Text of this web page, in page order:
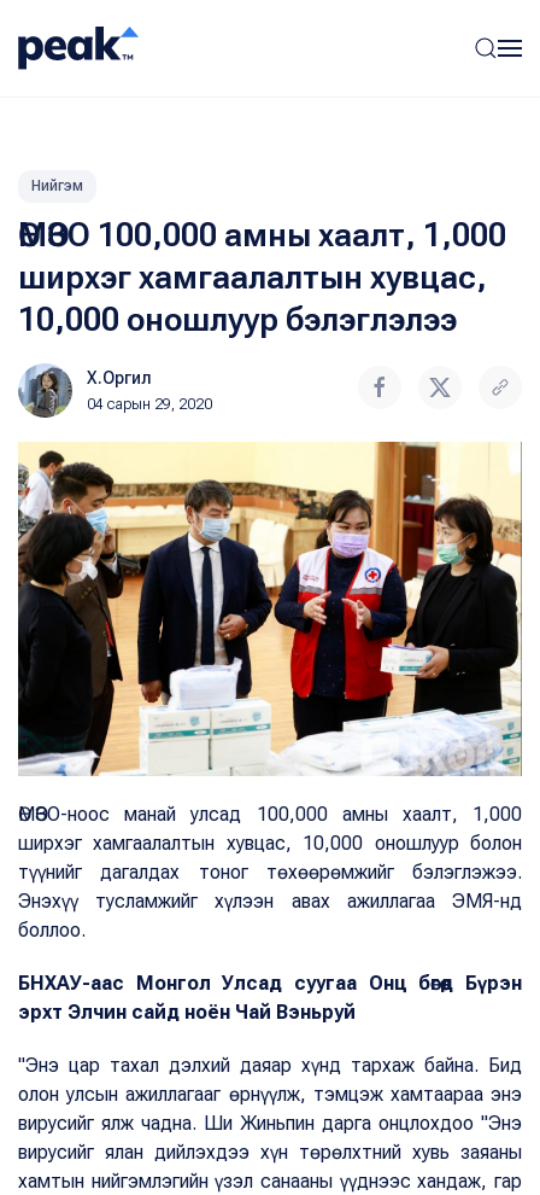
Нийгэм
ӨМӨЗО 100,000 амны хаалт, 1,000
ширхэг хамгаалалтын хувцас,
10,000 оношлуур бэлэглэлээ
Х.Оргил
04 сарын 29, 2020
ӨМӨЗО-ноос манай улсад 100,000 амны хаалт, 1,000
ширхэг хамгаалалтын хувцас, 10,000 оношлуур болон
түүнийг дагалдах тоног төхөөрөмжийг бэлэглэжээ.
Энэхүү тусламжийг хүлээн авах ажиллагаа ЭМЯ-нд
боллоо.
БНХАУ-аас Монгол Улсад суугаа Онц бөгөөд Бүрэн
эрхт Элчин сайд ноён Чай Вэньруй
"Энэ цар тахал дэлхий даяар хүнд тархаж байна. Бид
олон улсын ажиллагааг өрнүүлж, тэмцэж хамтаараа энэ
вирусийг ялж чадна. Ши Жиньпин дарга онцлохдоо "Энэ
вирусийг ялан дийлэхдээ хүн төрөлхтний хувь заяаны
хамтын нийгэмлэгийн үзэл санааны үүднээс хандаж, гар